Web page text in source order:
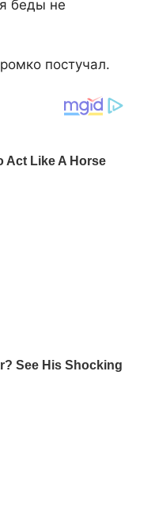
беды не
постучал.